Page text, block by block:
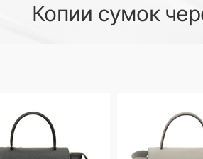
Копии сумок